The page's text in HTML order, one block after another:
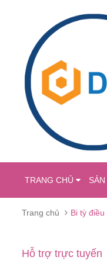
TRANG CHỦ
Trang chủ Bi tỳ
Hỗ trợ trực tuyến